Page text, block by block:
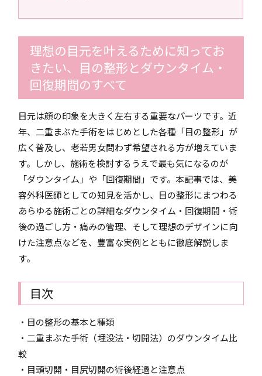
理想の目元を叶えるために知ってお
きたい、目の整形とダウンタイム・
回復期間のすべて
目元は顔の印象を大きく左右する重要なパーツです。近
年、二重まぶた手術をはじめとした各種「目の整形」が
広く普及し、老若男女問わず希望される方が増えていま
す。しかし、施術を検討するうえで最も気になるのが
「ダウンタイム」や「回復期間」です。本記事では、美
容外科医師としての知見を活かし、目の整形にまつわる
あらゆる施術ごとの詳細なダウンタイム・回復期間・術
後の過ごし方・痛みの管理、そして理想のデザインに向
けた注意点などを、豊富な実例とともに徹底解説しま
す。
目次
・目の整形の基本と種類
・二重まぶた手術（埋没法・切開法）のダウンタイム比
較
・目頭切開・目尻切開の術後経過と注意点